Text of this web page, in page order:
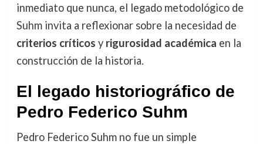
inmediato que nunca, el legado metodológico de
Suhm invita a reflexionar sobre la necesidad de
criterios críticos y rigurosidad académica en la
construcción de la historia.
El legado historiográfico de
Pedro Federico Suhm
Pedro Federico Suhm no fue un simple